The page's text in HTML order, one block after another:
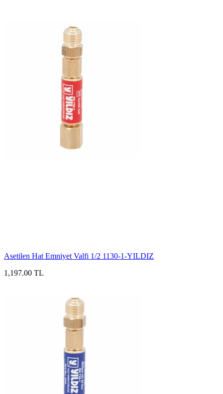
Asetilen Hat Emniyet Valfi 1/2 1130-1-YILDIZ
1,197.00 TL